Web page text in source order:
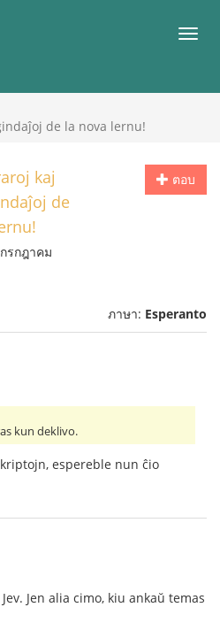
เมนู
de la nova lernu!
ตอบ
kaj
de
รกฎาคม
ภาษา: Esperanto
kun deklivo.
espereble nun ĉio
Jen alia cimo, kiu ankaŭ temas